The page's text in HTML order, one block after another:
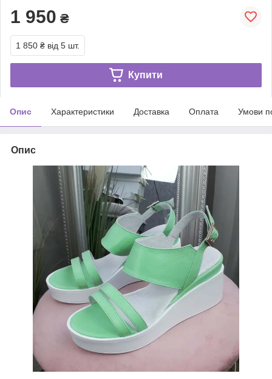
1 950 ₴
1 850 ₴ від 5 шт.
Купити
Опис Характеристики Доставка Оплата Умови
Опис